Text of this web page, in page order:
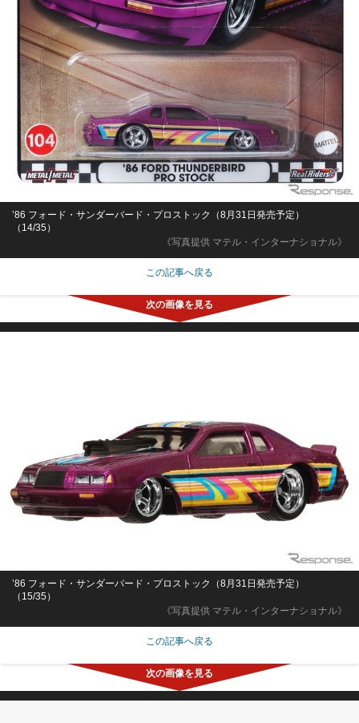
《写真提供 マテル・インターナショナル》
’86 フォード・サンダーバード・プロストック（8月31日発売予定）
（14/35）
この記事へ戻る
《写真提供 マテル・インターナショナル》
’86 フォード・サンダーバード・プロストック（8月31日発売予定）
（15/35）
この記事へ戻る